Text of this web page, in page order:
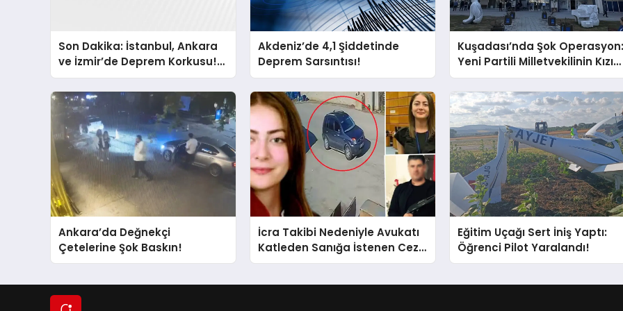
Son Dakika: İstanbul, Ankara
ve İzmir’de Deprem Korkusu!
AFAD’ın Verilerine Göre Az
Önce Nerede Sarsıntı Oldu?
Akdeniz’de 4,1 Şiddetinde
Deprem Sarsıntısı!
Kuşadası’nda Şok
Yeni Partili Milletvekilinin Kızı
ve Damadı Gözaltında!
Ankara’da Değnekçi
Çetelerine Şok Baskın!
İcra Takibi Nedeniyle Avukatı
Katleden Sanığa İstenen Ceza
Belli Oldu!
Eğitim Uçağı Sert İniş Yaptı:
Öğrenci Pilot Yaralandı!